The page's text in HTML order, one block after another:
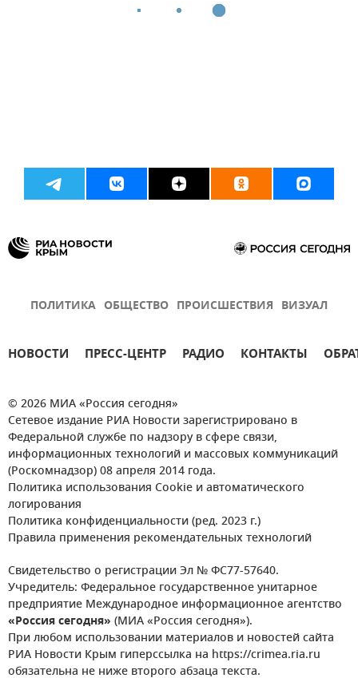
ПОЛИТИКА ОБЩЕСТВО ПРОИСШЕСТВИЯ ВИЗУАЛ
НОВОСТИ ПРЕСС-ЦЕНТР РАДИО КОНТАКТЫ
© 2026 МИА «Россия сегодня»
Сетевое издание РИА Новости зарегистрировано в
Федеральной службе по надзору в сфере связи,
информационных технологий и массовых коммуникаций
(Роскомнадзор) 08 апреля 2014 года.
Политика использования Cookie и автоматического
логирования
Политика конфиденциальности (ред. 2023 г.)
Правила применения рекомендательных технологий
Свидетельство о регистрации Эл № ФС77-57640.
Учредитель: Федеральное государственное унитарное
предприятие Международное информационное агентство
«Россия сегодня» (МИА «Россия сегодня»).
При любом использовании материалов и новостей сайта
РИА Новости Крым гиперссылка на https://crimea.ria.ru
обязательна не ниже второго абзаца текста.